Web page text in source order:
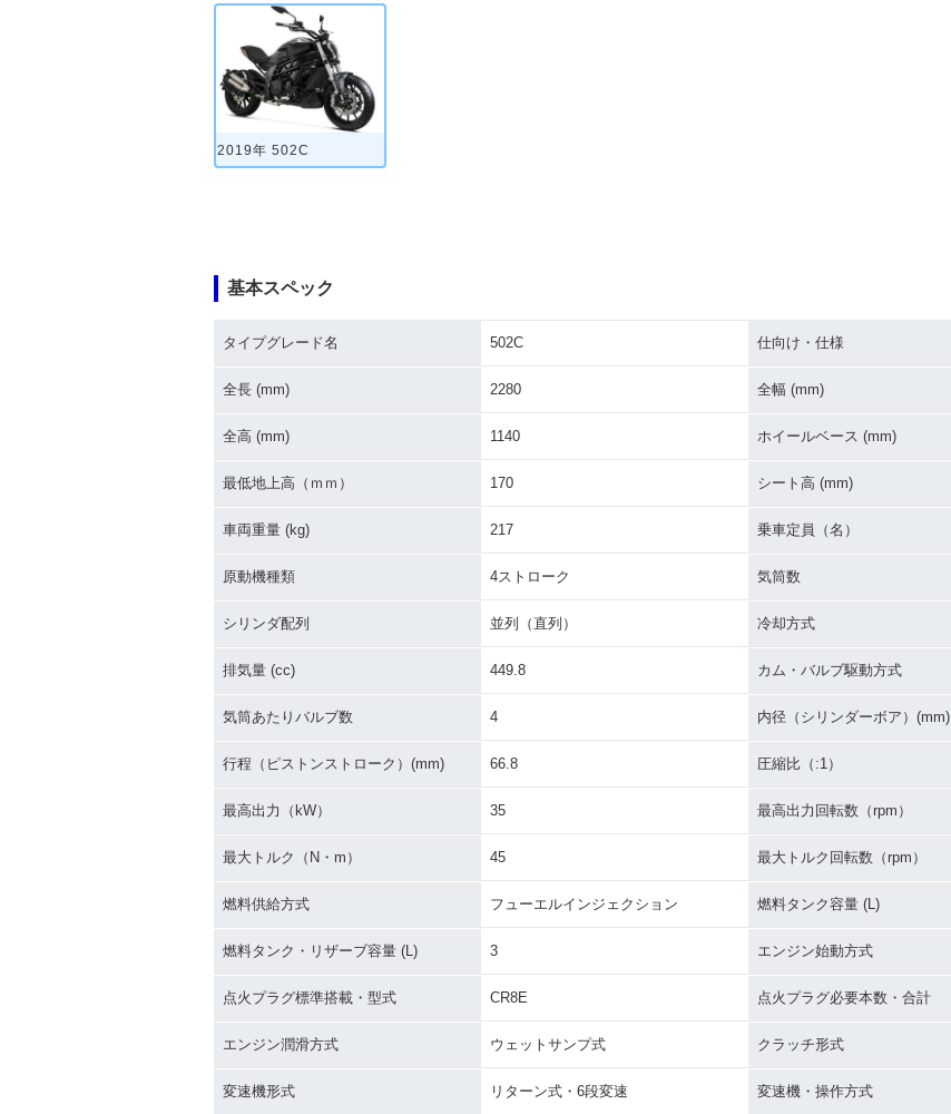
2019年 502C
基本スペック
タイプグレード名 502C 仕向け・仕様
全長 (mm) 2280 全幅 (mm)
全高 (mm) 1140 ホイールベース (mm)
最低地上高（ｍｍ） 170 シート高 (mm)
車両重量 (kg) 217 乗車定員（名）
原動機種類 4ストローク 気筒数
シリンダ配列 並列（直列） 冷却方式
排気量 (cc) 449.8 カム・バルブ駆動方式
気筒あたりバルブ数 4 内径（シリンダーボア）(mm)
行程（ピストンストローク）(mm) 66.8 圧縮比（:1）
最高出力（kW） 35 最高出力回転数（rpm）
最大トルク（N・m） 45 最大トルク回転数（rpm）
燃料供給方式 フューエルインジェクション 燃料タンク容量 (L)
燃料タンク・リザーブ容量 (L) 3 エンジン始動方式
点火プラグ標準搭載・型式 CR8E 点火プラグ必要本数・合計
エンジン潤滑方式 ウェットサンプ式 クラッチ形式
変速機形式 リターン式・6段変速 変速機・操作方式